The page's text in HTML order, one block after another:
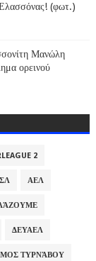
(φωτ.)
Μανώλη
ορεινού
2
ΑΕΛ
ΔΕΥΑΕΛ
ΤΥΡΝΆΒΟΥ